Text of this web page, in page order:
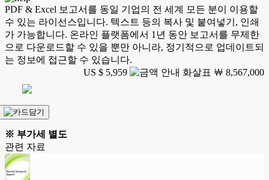
PDF & Excel 보고서를 동일 기업의 전 세계 모든 분이 이용할
수 있는 라이선스입니다. 텍스트 등의 복사 및 붙여넣기, 인쇄
가 가능합니다. 온라인 플랫폼에서 1년 동안 보고서를 무제한
으로 다운로드할 수 있을 뿐만 아니라, 정기적으로 업데이트되
는 정보에 접근할 수 있습니다.
US $ 5,959
￦ 8,567,000
※ 부가세 별도
관련 자료